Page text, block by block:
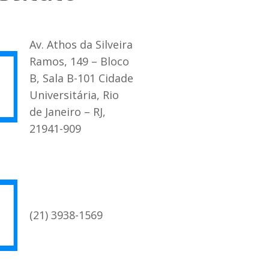
Av. Athos da Silveira
Ramos, 149 – Bloco
B, Sala B-101 Cidade
Universitária, Rio
de Janeiro – RJ,
21941-909
(21) 3938-1569